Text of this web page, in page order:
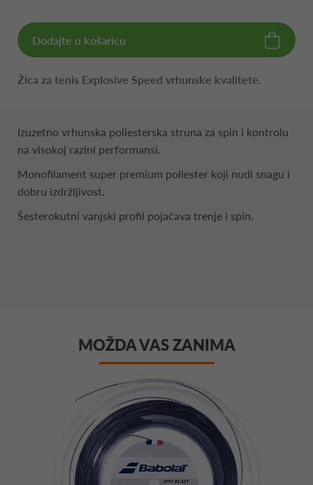
Dodajte u košaricu
Žica za tenis Explosive Speed vrhunske kvalitete.
Izuzetno vrhunska poliesterska struna za spin i kontrolu
na visokoj razini performansi.
Monofilament super premium poliester koji nudi snagu i
dobru izdržljivost.
Šesterokutni vanjski profil pojačava trenje i spin.
MOŽDA VAS ZANIMA